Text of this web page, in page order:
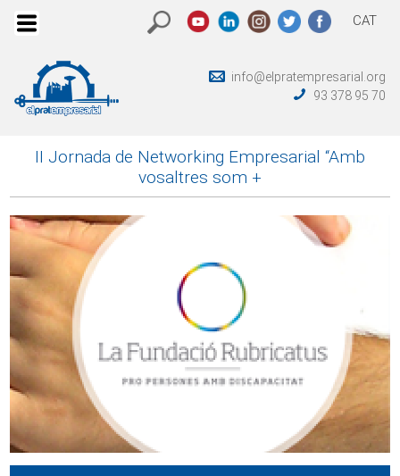
CAT
info@elpratempresarial.org
93 378 95 70
II Jornada de Networking Empresarial “Amb
vosaltres som +